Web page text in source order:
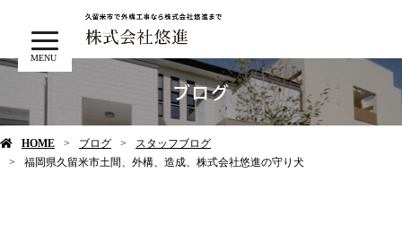
MENU
ブログ
HOME ブログ
スタッフブログ
福岡県久留米市土間、外構、造成、株式会社悠進の守り犬